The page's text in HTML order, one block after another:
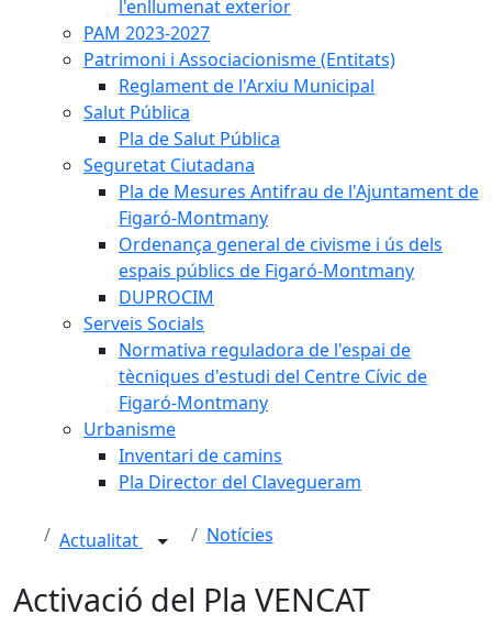
l'enllumenat exterior
PAM 2023-2027
Patrimoni i Associacionisme (Entitats)
Reglament de l'Arxiu Municipal
Salut Pública
Pla de Salut Pública
Seguretat Ciutadana
Pla de Mesures Antifrau de l'Ajuntament de
Figaró-Montmany
Ordenança general de civisme i ús dels
espais públics de Figaró-Montmany
DUPROCIM
Serveis Socials
Normativa reguladora de l'espai de
tècniques d'estudi del Centre Cívic de
Figaró-Montmany
Urbanisme
Inventari de camins
Pla Director del Clavegueram
Actualitat Notícies
Activació del Pla VENCAT